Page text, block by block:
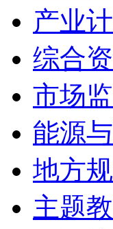
产业
综合
市场
能源
地方
主题